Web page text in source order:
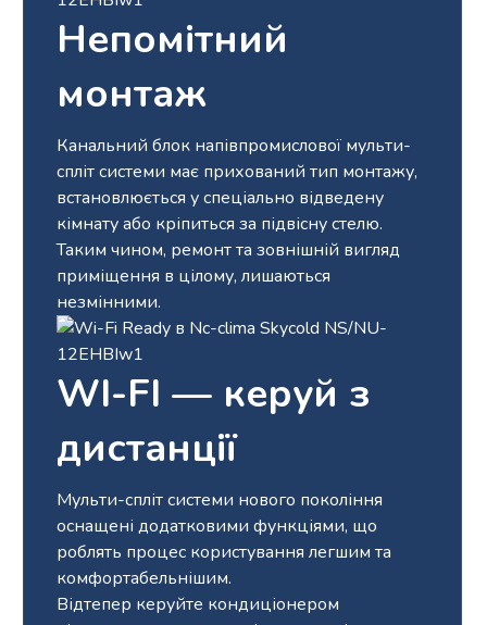
Непомітний
монтаж
Канальний блок напівпромислової мульти-
спліт системи має прихований тип монтажу,
встановлюється у спеціально відведену
кімнату або кріпиться за підвісну стелю.
Таким чином, ремонт та зовнішній вигляд
приміщення в цілому, лишаються
незмінними.
WI-FI — керуй з
дистанції
Мульти-спліт системи нового покоління
оснащені додатковими функціями, що
роблять процес користування легшим та
комфортабельнішим.
Відтепер керуйте кондиціонером